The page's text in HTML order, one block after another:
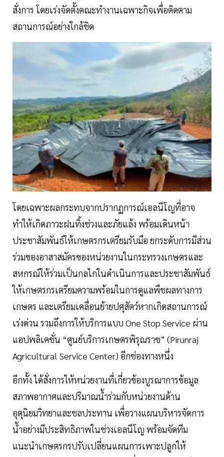
สั่งการ โดยเร่งจัดตั้งคณะทำงานเฉพาะกิจเพื่อติดตาม
สถานการณ์อย่างใกล้ชิด
โดยเฉพาะผลกระทบจากปรากฏการณ์เอลนีโญที่อาจ
ทำให้เกิดภาวะฝนทิ้งช่วงและภัยแล้ง พร้อมเดินหน้า
ประชาสัมพันธ์ให้เกษตรกรเตรียมรับมือ ยกระดับการมีส่วน
ร่วมของอาสาสมัครของหน่วยงานในกระทรวงเกษตรและ
สหกรณ์ให้ร่วมเป็นกลไกในดำเนินการและประชาสัมพันธ์
ให้เกษตรกรเตรียมความพร้อมในการดูแลพืชผลทางการ
เกษตร และเตรียมเคลื่อนย้ายปศุสัตว์หากเกิดสถานการณ์
เร่งด่วน รวมถึงการให้บริการแบบ One Stop Service ผ่าน
แอปพลิเคชั่น “ศูนย์บริการเกษตรพิรุณราช” (Pirunraj
Agricultural Service Center) อีกช่องทางหนึ่ง
อีกทั้ง ได้สั่งการให้หน่วยงานที่เกี่ยวข้องบูรณาการข้อมูล
สภาพอากาศและปริมาณน้ำร่วมกับหน่วยงานด้าน
อุตุนิยมวิทยาและชลประทาน เพื่อวางแผนบริหารจัดการ
น้ำอย่างมีประสิทธิภาพในช่วงเอลนีโญ พร้อมจัดทีม
แนะนำเกษตรกรปรับเปลี่ยนแผนการเพาะปลูกให้